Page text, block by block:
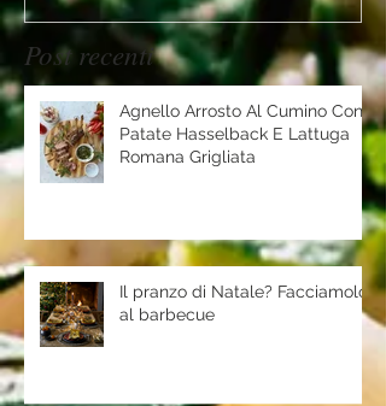
Post recenti
Agnello Arrosto Al Cumino Con
Patate Hasselback E Lattuga
Romana Grigliata
Il pranzo di Natale? Facciamolo
al barbecue